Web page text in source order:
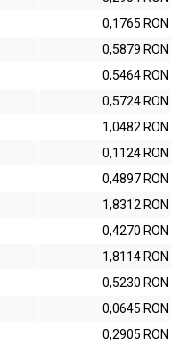
0,1765 RON
0,5879 RON
0,5464 RON
0,5724 RON
1,0482 RON
0,1124 RON
0,4897 RON
1,8312 RON
0,4270 RON
1,8114 RON
0,5230 RON
0,0645 RON
0,2905 RON